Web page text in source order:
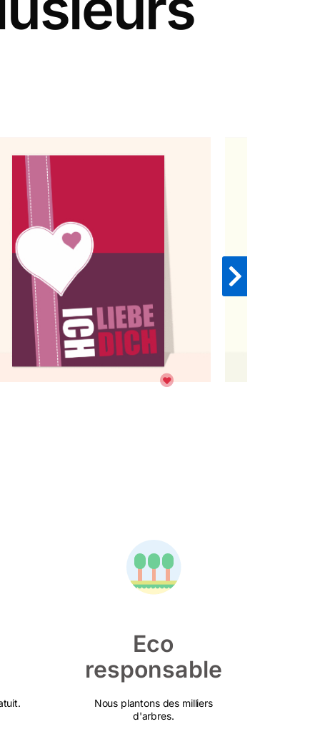
Eco
responsable
Nous plantons des milliers
d'arbres.